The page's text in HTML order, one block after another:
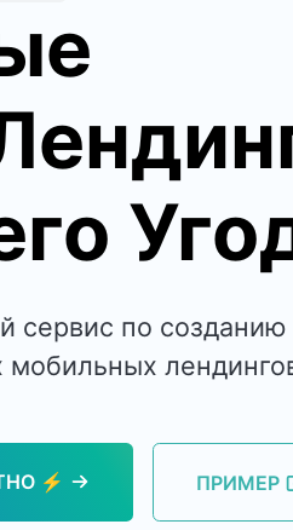
сервис по созданию
⚡️ ПРИМЕР